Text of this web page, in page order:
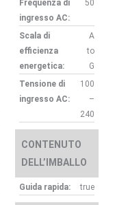
Frequenza di
ingresso AC:
50
Scala di
efficienza
energetica:
A
to
G
Tensione di
ingresso AC:
100
–
240
CONTENUTO
DELL’IMBALLO
Guida rapida: true